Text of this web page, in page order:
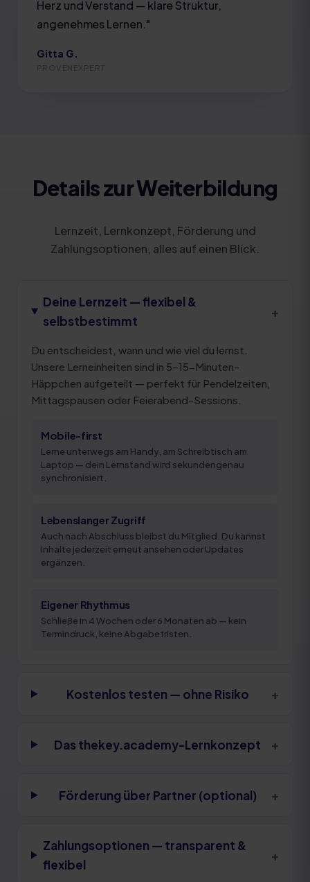
Herz und Verstand — klare Struktur,
angenehmes Lernen."
Gitta G.
PROVENEXPERT
Details zur Weiterbildung
Lernzeit, Lernkonzept, Förderung und
Zahlungsoptionen, alles auf einen Blick.
Deine Lernzeit — flexibel &
selbstbestimmt
+
Du entscheidest, wann und wie viel du lernst.
Unsere Lerneinheiten sind in 5–15-Minuten-
Häppchen aufgeteilt — perfekt für Pendelzeiten,
Mittagspausen oder Feierabend-Sessions.
Mobile-first
Lerne unterwegs am Handy, am Schreibtisch am
Laptop — dein Lernstand wird sekundengenau
synchronisiert.
Lebenslanger Zugriff
Auch nach Abschluss bleibst du Mitglied. Du kannst
Inhalte jederzeit erneut ansehen oder Updates
ergänzen.
Eigener Rhythmus
Schließe in 4 Wochen oder 6 Monaten ab — kein
Termindruck, keine Abgabefristen.
Kostenlos testen — ohne Risiko +
Das thekey.academy-Lernkonzept +
Förderung über Partner (optional) +
Zahlungsoptionen — transparent &
flexibel
+